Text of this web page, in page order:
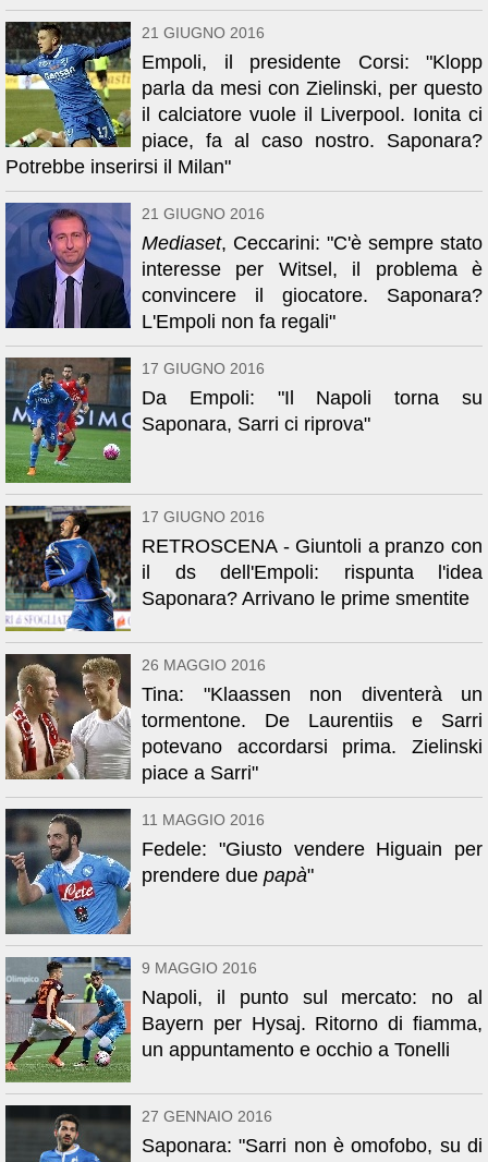
21 GIUGNO 2016
Empoli, il presidente Corsi: "Klopp
parla da mesi con Zielinski, per questo
il calciatore vuole il Liverpool. Ionita ci
piace, fa al caso nostro. Saponara?
Potrebbe inserirsi il Milan"
21 GIUGNO 2016
Mediaset, Ceccarini: "C'è sempre stato
interesse per Witsel, il problema è
convincere il giocatore. Saponara?
L'Empoli non fa regali"
17 GIUGNO 2016
Da Empoli: "Il Napoli torna su
Saponara, Sarri ci riprova"
17 GIUGNO 2016
RETROSCENA - Giuntoli a pranzo con
il ds dell'Empoli: rispunta l'idea
Saponara? Arrivano le prime smentite
26 MAGGIO 2016
Tina: "Klaassen non diventerà un
tormentone. De Laurentiis e Sarri
potevano accordarsi prima. Zielinski
piace a Sarri"
11 MAGGIO 2016
Fedele: "Giusto vendere Higuain per
prendere due papà"
9 MAGGIO 2016
Napoli, il punto sul mercato: no al
Bayern per Hysaj. Ritorno di fiamma,
un appuntamento e occhio a Tonelli
27 GENNAIO 2016
Saponara: "Sarri non è omofobo, su di